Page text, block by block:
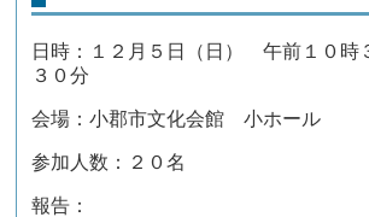
日時：１２月５日（日） 午前１０時
３０分
会場：小郡市文化会館 小ホー
参加人数：２０名
報告：